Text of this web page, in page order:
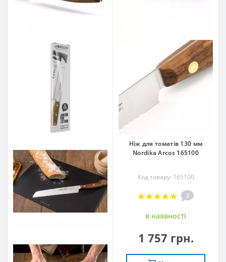
Ніж для томатів 130 мм
Nordika Arcos 165100
Код товару: 165100
2
в наявностi
1 757 грн.